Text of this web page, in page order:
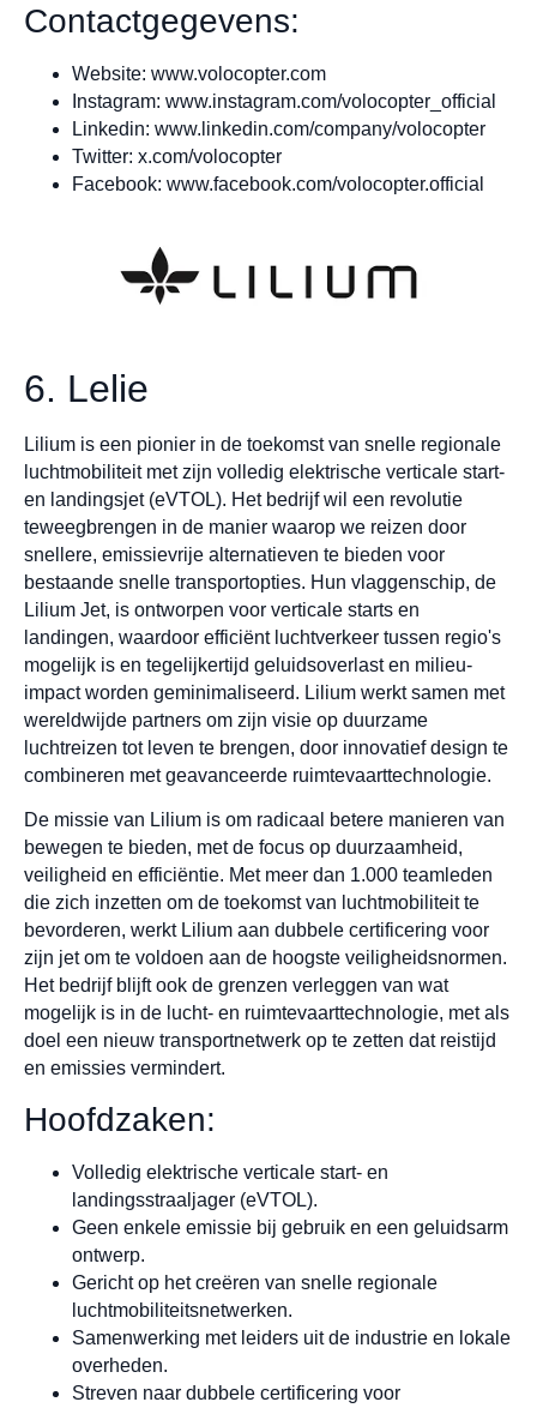
Contactgegevens:
Website: www.volocopter.com
Instagram: www.instagram.com/volocopter_official
Linkedin: www.linkedin.com/company/volocopter
Twitter: x.com/volocopter
Facebook: www.facebook.com/volocopter.official
6. Lelie
Lilium is een pionier in de toekomst van snelle regionale
luchtmobiliteit met zijn volledig elektrische verticale start-
en landingsjet (eVTOL). Het bedrijf wil een revolutie
teweegbrengen in de manier waarop we reizen door
snellere, emissievrije alternatieven te bieden voor
bestaande snelle transportopties. Hun vlaggenschip, de
Lilium Jet, is ontworpen voor verticale starts en
landingen, waardoor efficiënt luchtverkeer tussen regio's
mogelijk is en tegelijkertijd geluidsoverlast en milieu-
impact worden geminimaliseerd. Lilium werkt samen met
wereldwijde partners om zijn visie op duurzame
luchtreizen tot leven te brengen, door innovatief design te
combineren met geavanceerde ruimtevaarttechnologie.
De missie van Lilium is om radicaal betere manieren van
bewegen te bieden, met de focus op duurzaamheid,
veiligheid en efficiëntie. Met meer dan 1.000 teamleden
die zich inzetten om de toekomst van luchtmobiliteit te
bevorderen, werkt Lilium aan dubbele certificering voor
zijn jet om te voldoen aan de hoogste veiligheidsnormen.
Het bedrijf blijft ook de grenzen verleggen van wat
mogelijk is in de lucht- en ruimtevaarttechnologie, met als
doel een nieuw transportnetwerk op te zetten dat reistijd
en emissies vermindert.
Hoofdzaken:
Volledig elektrische verticale start- en
landingsstraaljager (eVTOL).
Geen enkele emissie bij gebruik en een geluidsarm
ontwerp.
Gericht op het creëren van snelle regionale
luchtmobiliteitsnetwerken.
Samenwerking met leiders uit de industrie en lokale
overheden.
Streven naar dubbele certificering voor